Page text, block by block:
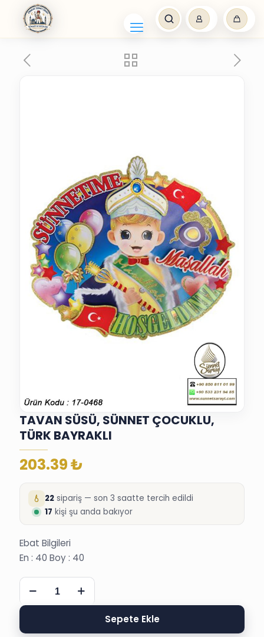
TAVAN SÜSÜ, SÜNNET ÇOCUKLU,
TÜRK BAYRAKLI
203.39₺
22 sipariş — son 3 saatte tercih edildi
17 kişi şu anda bakıyor
Ebat Bilgileri
En : 40 Boy : 40
TAVAN
SÜSÜ,
SÜNNET
TÜRK
Sepete Ekle